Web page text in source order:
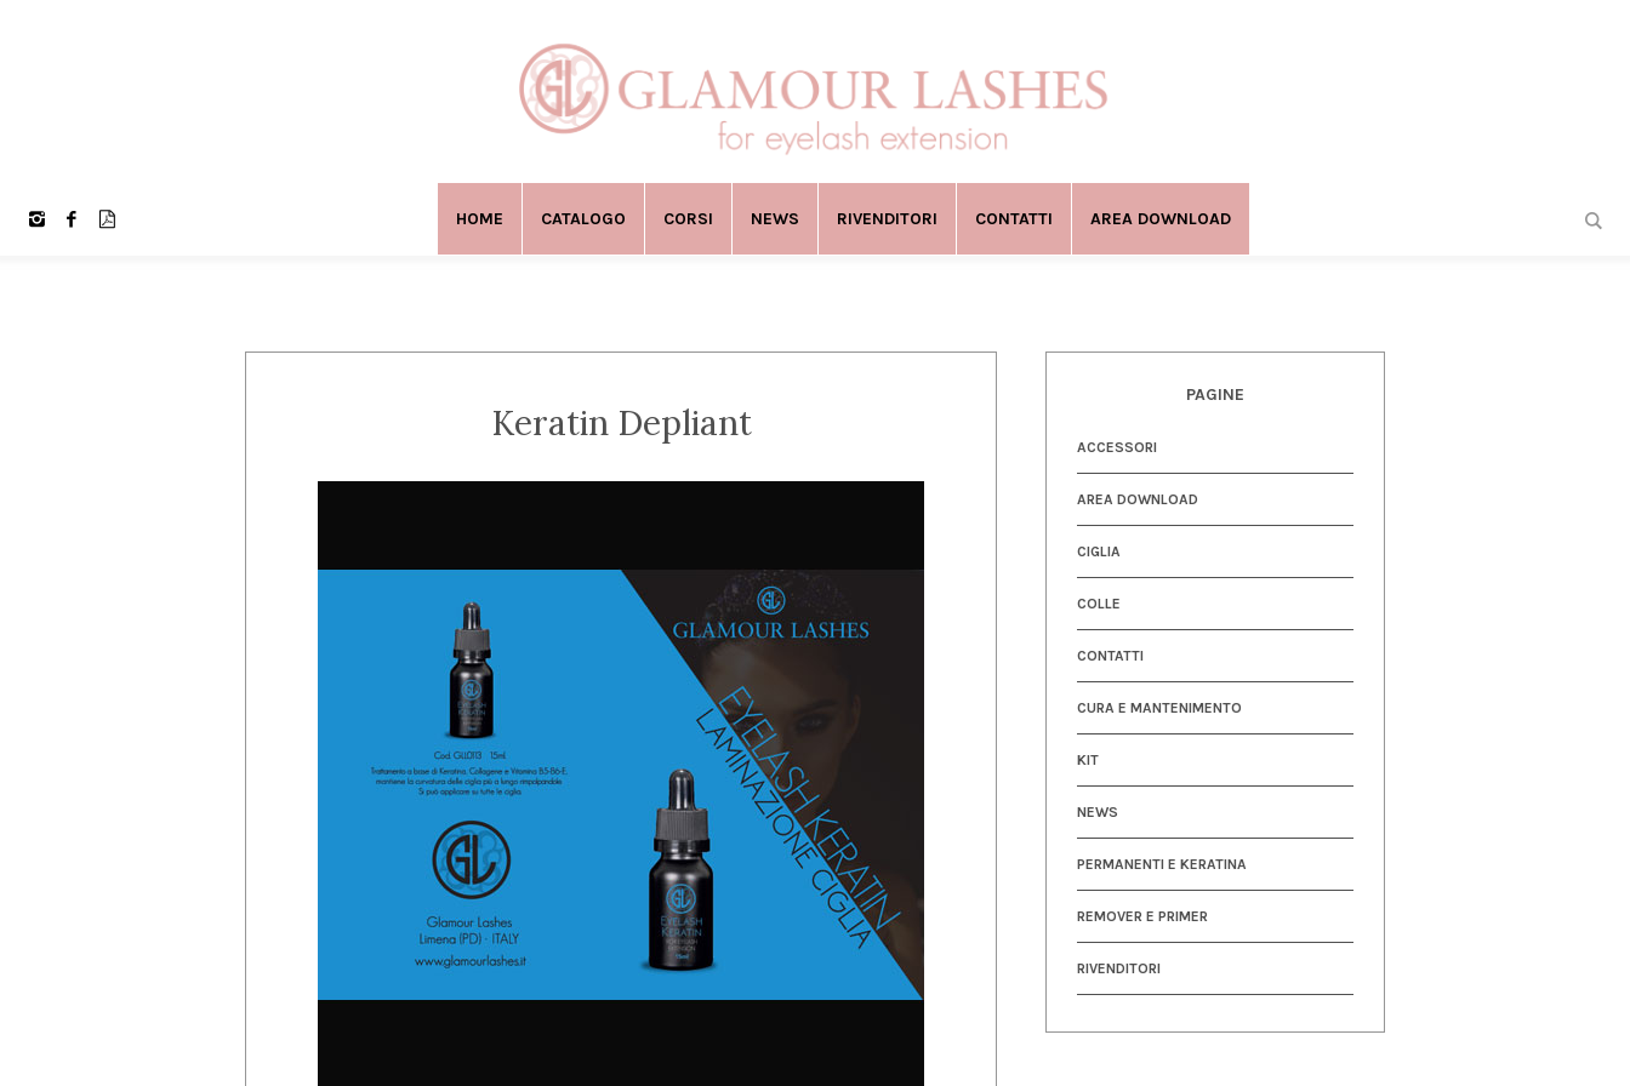
HOME CATALOGO CORSI NEWS RIVENDITORI CONTATTI AREA DOWNLOAD
Keratin Depliant
PAGINE
ACCESSORI
AREA DOWNLOAD
CIGLIA
COLLE
CONTATTI
CURA E MANTENIMENTO
KIT
NEWS
PERMANENTI E KERATINA
REMOVER E PRIMER
RIVENDITORI